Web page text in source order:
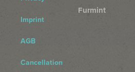
Imprint
AGB
Cancellation
Furmint